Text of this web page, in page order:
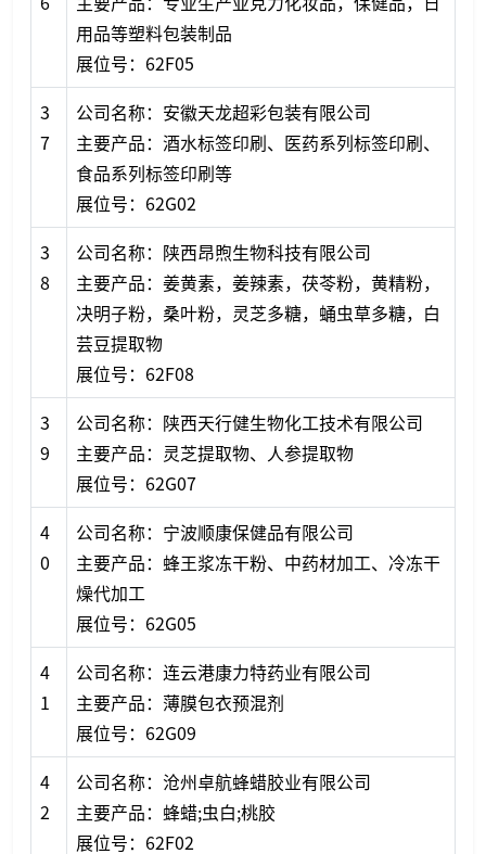
用品等塑料包装制品
展位号：62F05
3
7
公司名称：安徽天龙超彩包装有限公司
主要产品：酒水标签印刷、医药系列标签印刷、
食品系列标签印刷等
展位号：62G02
3
8
公司名称：陕西昂煦生物科技有限公司
主要产品：姜黄素，姜辣素，茯苓粉，黄精粉，
决明子粉，桑叶粉，灵芝多糖，蛹虫草多糖，白
芸豆提取物
展位号：62F08
3
9
公司名称：陕西天行健生物化工技术有限公司
主要产品：灵芝提取物、人参提取物
展位号：62G07
4
0
公司名称：宁波顺康保健品有限公司
主要产品：蜂王浆冻干粉、中药材加工、冷冻干
燥代加工
展位号：62G05
4
1
公司名称：连云港康力特药业有限公司
主要产品：薄膜包衣预混剂
展位号：62G09
4
2
公司名称：沧州卓航蜂蜡胶业有限公司
主要产品：蜂蜡;虫白;桃胶
展位号：62F02